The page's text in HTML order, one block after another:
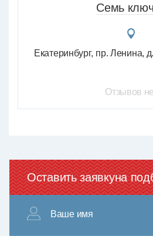
Семь
Екатеринбург пр. Ленина,
Отзывов
Оставить заявкуна
Ваше имя